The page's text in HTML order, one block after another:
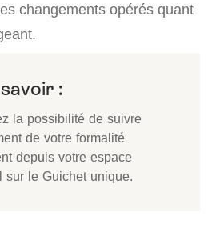
changements opérés quant
:
la possibilité de suivre
de votre formalité
depuis votre espace
sur le Guichet unique.